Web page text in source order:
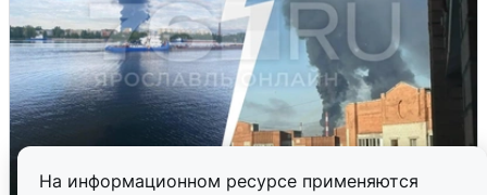
На информационном ресурсе применяются